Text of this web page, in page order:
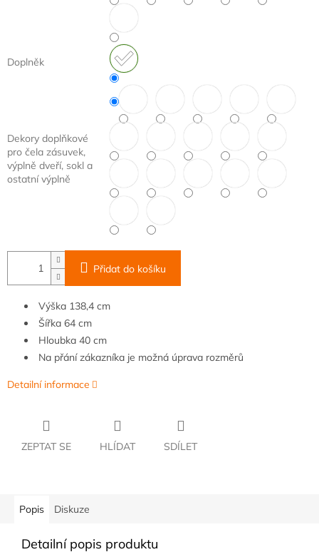
Doplněk
Dekory doplňkové
pro čela zásuvek,
výplně dveří, sokl a
ostatní výplně
Přidat do košíku
Výška 138,4 cm
Šířka 64 cm
Hloubka 40 cm
Na přání zákazníka je možná úprava rozměrů
Detailní informace
ZEPTAT SE HLÍDAT SDÍLET
Popis Diskuze
Detailní popis produktu